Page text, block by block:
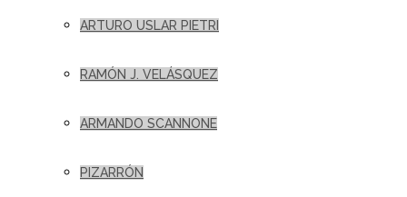
ARTURO USLAR PIETRI
RAMÓN J. VELÁSQUEZ
ARMANDO SCANNONE
PIZARRÓN